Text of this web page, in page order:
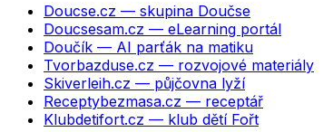
Doucse.cz — skupina Doučse
Doucsesam.cz — eLearning portál
Doučík — AI parťák na matiku
Tvorbazduse.cz — rozvojové materiály
Skiverleih.cz — půjčovna lyží
Receptybezmasa.cz — receptář
Klubdetifort.cz — klub dětí Fořt